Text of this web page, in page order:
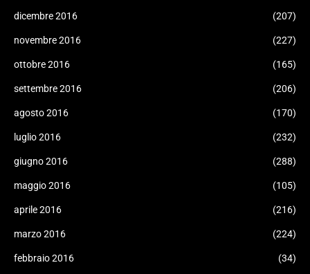
dicembre 2016 (207)
novembre 2016 (227)
ottobre 2016 (165)
settembre 2016 (206)
agosto 2016 (170)
luglio 2016 (232)
giugno 2016 (288)
maggio 2016 (105)
aprile 2016 (216)
marzo 2016 (224)
febbraio 2016 (34)